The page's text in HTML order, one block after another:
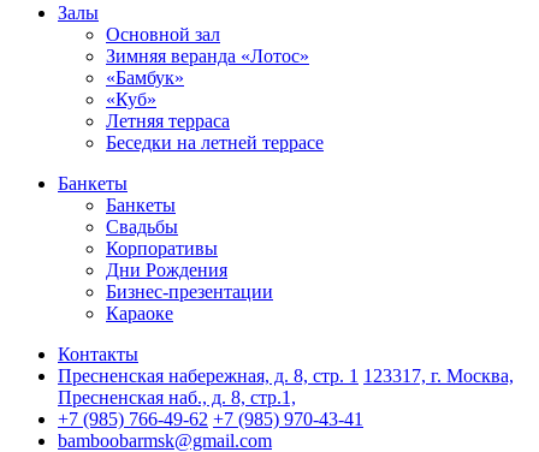
Залы
Основной зал
Зимняя веранда «Лотос»
«Бамбук»
«Куб»
Летняя терраса
Беседки на летней террасе
Банкеты
Банкеты
Свадьбы
Корпоративы
Дни Рождения
Бизнес-презентации
Караоке
Контакты
Пресненская набережная, д. 8, стр. 1 123317, г. Москва,
Пресненская наб., д. 8, стр.1,
+7 (985) 766-49-62 +7 (985) 970-43-41
bamboobarmsk@gmail.com